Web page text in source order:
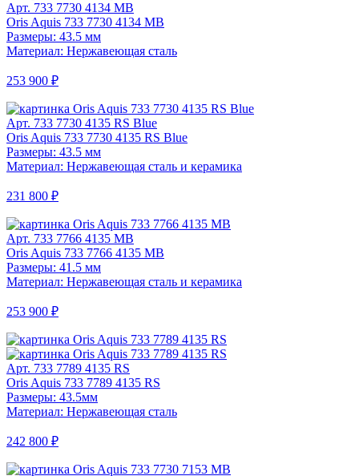
Арт. 733 7730 4134 MB
Oris Aquis 733 7730 4134 MB
Размеры: 43.5 мм
Материал: Нержавеющая сталь
253 900 ₽
Арт. 733 7730 4135 RS Blue
Oris Aquis 733 7730 4135 RS Blue
Размеры: 43.5 мм
Материал: Нержавеющая сталь и керамика
231 800 ₽
Арт. 733 7766 4135 MB
Oris Aquis 733 7766 4135 MB
Размеры: 41.5 мм
Материал: Нержавеющая сталь и керамика
253 900 ₽
Арт. 733 7789 4135 RS
Oris Aquis 733 7789 4135 RS
Размеры: 43.5мм
Материал: Нержавеющая сталь
242 800 ₽